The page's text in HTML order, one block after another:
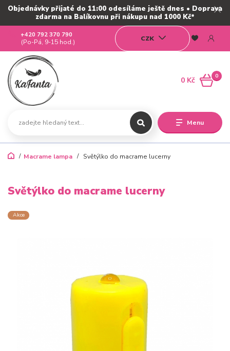
Objednávky přijaté do 11:00 odesíláme ještě dnes • Doprava
zdarma na Balíkovnu při nákupu nad 1000 Kč*
Menu
CZK
+420 792 370 790
(Po-Pá, 9-15 hod.)
0
0 Kč
Macrame lampa Světýlko do macrame lucerny
Světýlko do macrame lucerny
Akce